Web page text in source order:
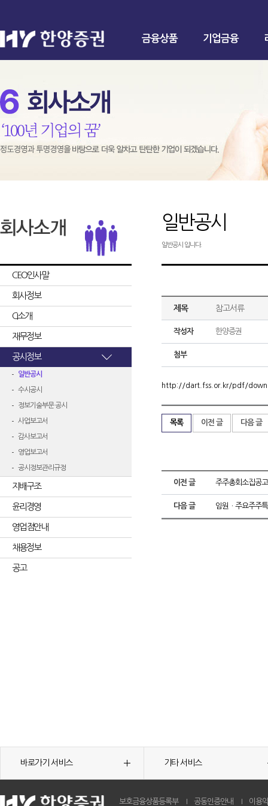
금융상품 기업금융
CEO인사말
회사정보
CI소개
재무정보
공시정보
일반공시
수시공시
정보기술부문 공시
사업보고서
감사보고서
영업보고서
공시정보관리규정
지배구조
윤리경영
영업점안내
채용정보
공고
일반공시
일반공시 입니다.
제목 참고서류
작성자 한양증권
첨부
http://dart.fss.or.kr/pdf/
목록 이전 글 다음 글
이전 글 주주총회소집공고
다음 글 임원ㆍ주요주주
바로가기 서비스 기타 서비스
보호금융상품등록부 공동인증안내 이용